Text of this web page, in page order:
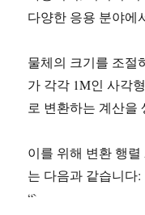
다양한 응용 분야에
물체의 크기를 조절
가 각각 1M인 사각
로 변환하는 계산을
이를 위해 변환 행
는 다음과 같습니다:
“`